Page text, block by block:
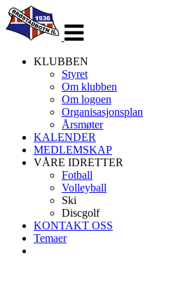
navigasjon
KLUBBEN
Styret
Om klubben
Om logoen
Organisasjonsplan
Årsmøter
KALENDER
MEDLEMSKAP
VÅRE IDRETTER
Fotball
Volleyball
Ski
Discgolf
KONTAKT OSS
Temaer